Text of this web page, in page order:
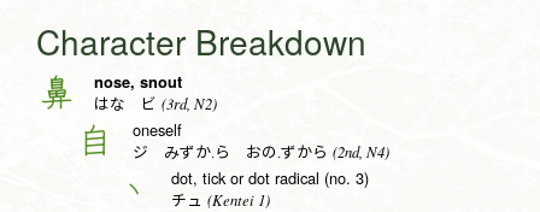
Character Breakdown
鼻 nose, snout
はな ビ (3rd, N2)
自 oneself
ジ みずか.ら おの.ずから (2nd, N4)
丶 dot, tick or dot radical (no. 3)
チュ (Kentei 1)